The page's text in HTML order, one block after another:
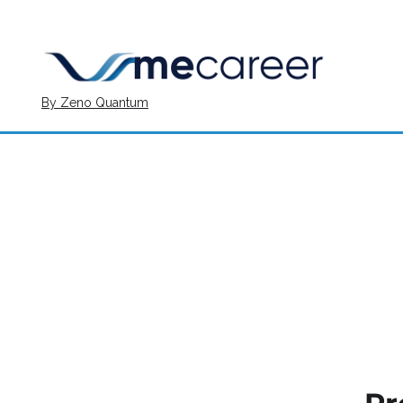
By Zeno Quantum